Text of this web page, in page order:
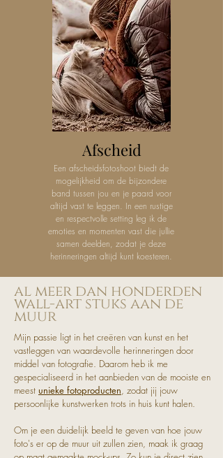
Afscheid
Een afscheidsfotoshoot biedt de
mogelijkheid om de bijzondere
band tussen jou en je paard voor
altijd vast te leggen. In een rustige
en respectvolle setting leg ik de
emoties en momenten vast die jullie
samen deelden, zodat je deze
herinneringen altijd kunt koesteren.
al meer dan honderden
wall-art stuks aan de
muur
Mijn passie ligt in het creëren van kunst en het
vastleggen van waardevolle herinneringen door
middel van fotografie. Daarom heb ik me
gespecialiseerd in het aanbieden van de mooiste en
meest unieke fotoproducten, zodat jij jouw
persoonlijke kunstwerken trots in huis kunt halen.
Om je een duidelijk beeld te geven van hoe jouw
foto's er op de muur uit zullen zien, maak ik graag